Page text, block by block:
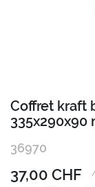
au
début
la
d’images
Coffret kraft
335x290x90
36970
37,00 CHF